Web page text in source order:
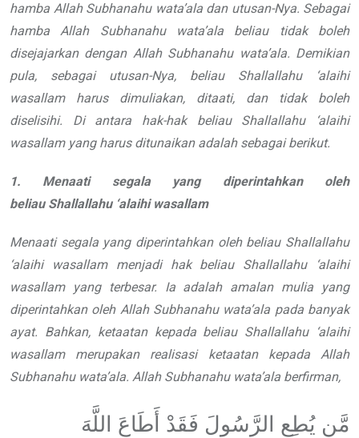
hamba Allah Subhanahu wata’ala dan utusan-Nya. Sebagai
hamba
Allah Subhanahu wata’ala beliau tidak boleh
disejajarkan dengan Allah Subhanahu wata’ala. Demikian
pula, sebagai
utusan-Nya, beliau Shallallahu ‘alaihi
wasallam
harus dimuliakan,
ditaati, dan tidak boleh
diselisihi.
Di antara hak-hak beliau Shallallahu ‘alaihi
wasallam yang harus ditunaikan adalah sebagai berikut.
1. Menaati segala yang
diperintahkan oleh
beliau Shallallahu ‘alaihi wasallam
Menaati segala yang diperintahkan oleh beliau Shallallahu
‘alaihi wasallam
menjadi hak beliau Shallallahu ‘alaihi
wasallam
yang terbesar. Ia adalah amalan mulia
yang
diperintahkan oleh Allah Subhanahu wata’ala pada banyak
ayat. Bahkan, ketaatan kepada beliau Shallallahu ‘alaihi
wasallam
merupakan realisasi ketaatan
kepada Allah
Subhanahu wata’ala. Allah Subhanahu wata’ala berfirman,
مَّن يُطِعِ الرَّسُولَ فَقَدْ أَطَاعَ اللَّهَ